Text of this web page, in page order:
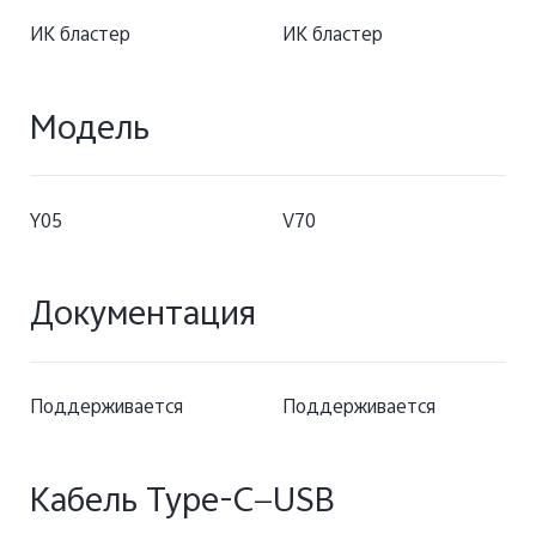
ИК бластер ИК бластер
Модель
Y05 V70
Документация
Поддерживается Поддерживается
Кабель Type-C—USB